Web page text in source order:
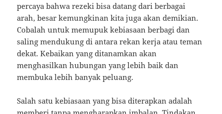
percaya bahwa rezeki bisa datang dari berbagai
arah, besar kemungkinan kita juga akan demikian.
Cobalah untuk memupuk kebiasaan berbagi dan
saling mendukung di antara rekan kerja atau teman
dekat. Kebaikan yang ditanamkan akan
menghasilkan hubungan yang lebih baik dan
membuka lebih banyak peluang.
Salah satu kebiasaan yang bisa diterapkan adalah